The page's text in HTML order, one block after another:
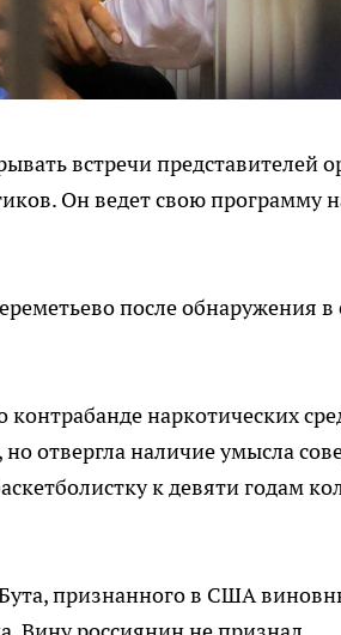
встречи представителей
Он ведет свою программу
после обнаружения в
наркотических
отвергла наличие умысла
к девяти годам
признанного в США